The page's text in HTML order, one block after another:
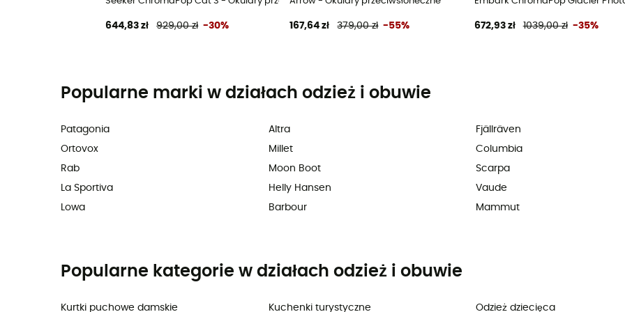
644,83 zł 929,00 zł -30% 167,64 zł 379,00 zł -55% 672,93 zł 1039,00 zł -35%
Popularne marki w działach odzież i obuwie
Patagonia
Ortovox
Rab
La Sportiva
Lowa
Altra
Millet
Moon Boot
Helly Hansen
Barbour
Fjällräven
Columbia
Scarpa
Vaude
Mammut
Popularne kategorie w działach odzież i obuwie
Kurtki puchowe damskie Kuchenki turystyczne Odzież dziecięca